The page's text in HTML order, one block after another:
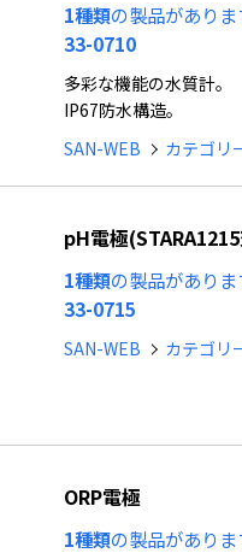
1種類の製品がありま
33-0710
多彩な機能の水質計。
IP67防水構造。
SAN-WEB
カテゴリ
pH電極
1種類の製品がありま
33-0715
SAN-WEB カテゴリ
ORP電極
1種類の製品がありま